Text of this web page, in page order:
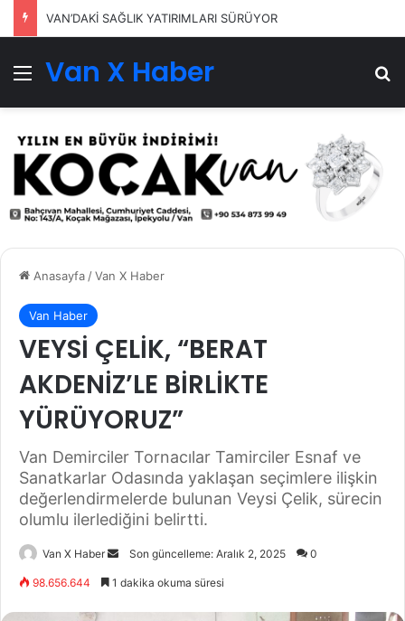
VAN’DAKİ SAĞLIK YATIRIMLARI SÜRÜYOR
Menü
Van X Haber
Anasayfa/Van X Haber
Van Haber
VEYSİ ÇELİK, “BERAT
AKDENİZ’LE BİRLİKTE
YÜRÜYORUZ”
Van Demirciler Tornacılar Tamirciler Esnaf ve
Sanatkarlar Odasında yaklaşan seçimlere ilişkin
değerlendirmelerde bulunan Veysi Çelik, sürecin
olumlu ilerlediğini belirtti.
Van X Haber
BirSon güncelleme: Aralık 2, 2025 0
98.656.644 1 dakika okuma süresi